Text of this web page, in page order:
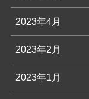
2023年4月
2023年2月
2023年1月